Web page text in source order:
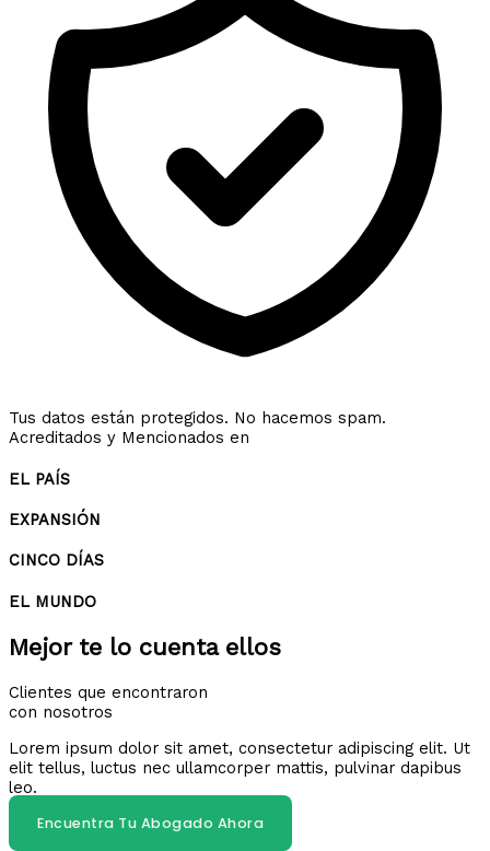
Tus datos están protegidos. No hacemos spam.
Acreditados y Mencionados en
EL PAÍS
EXPANSIÓN
CINCO DÍAS
EL MUNDO
Mejor te lo cuenta ellos
Clientes que encontraron
con nosotros
Lorem ipsum dolor sit amet, consectetur adipiscing elit. Ut
elit tellus, luctus nec ullamcorper mattis, pulvinar dapibus
leo.
Encuentra Tu Abogado Ahora